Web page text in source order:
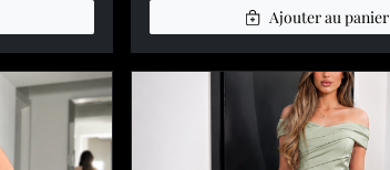
Ajouter au panier